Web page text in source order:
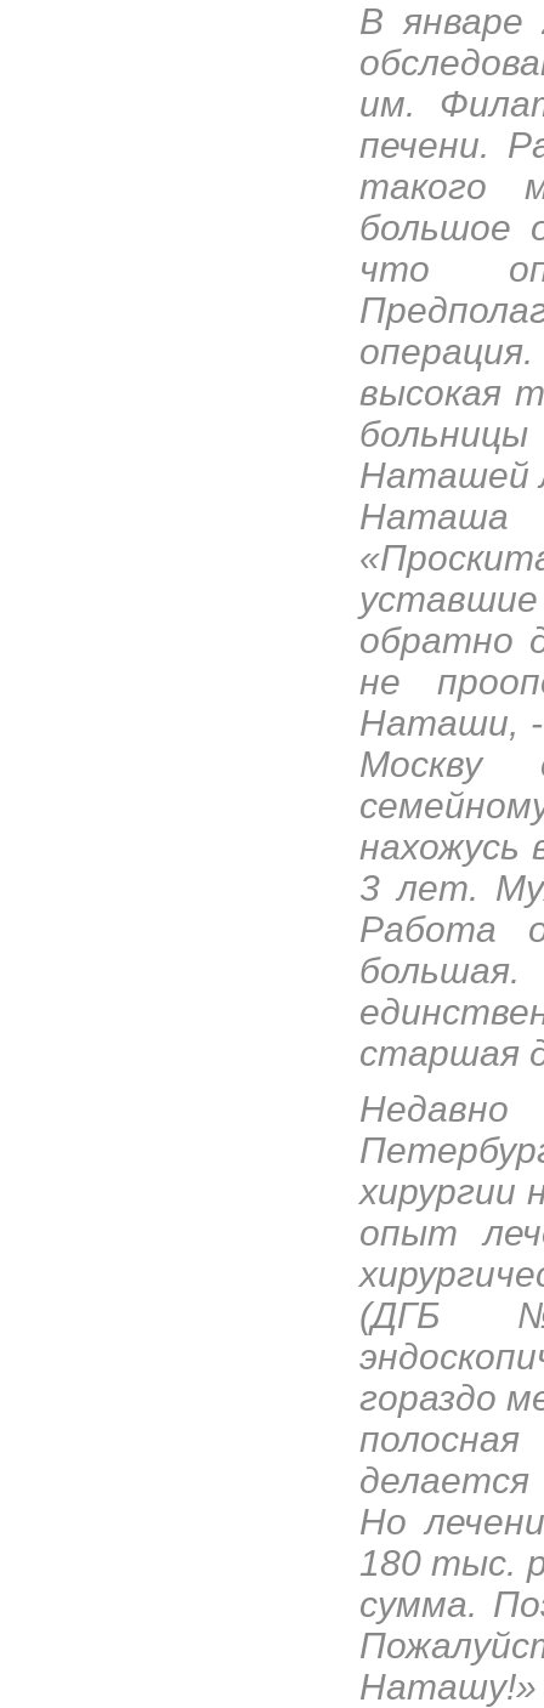
В
им.
печени.
такого
большое
что
высокая
Наташей
Наташа
обратно
не
Наташи, -
Москву
нахожусь
3 лет.
Работа
старшая
хирургии
опыт
гораздо
делается
Но
180 тыс.
сумма.
Наташу!»